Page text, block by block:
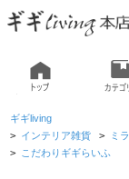
ギギliving
> インテリア雑貨 > ミ
> こだわりギギらいふ